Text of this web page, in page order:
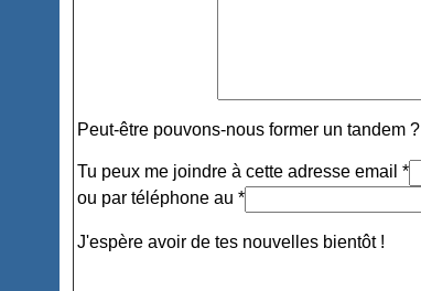
Peut-être pouvons-nous former un tandem ?
Tu peux me joindre à cette adresse email *
ou par téléphone au *
J'espère avoir de tes nouvelles bientôt !